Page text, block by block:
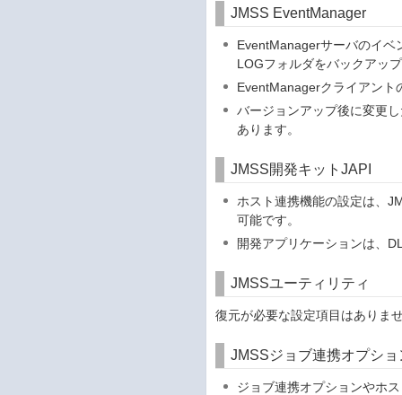
JMSS EventManager
EventManagerサーバのイベ
LOGフォルダをバックアッ
EventManagerクライアント
バージョンアップ後に変更
あります。
JMSS開発キットJAPI
ホスト連携機能の設定は、
可能です。
開発アプリケーションは、
JMSSユーティリティ
復元が必要な設定項目はありま
JMSSジョブ連携オプショ
ジョブ連携オプションやホ